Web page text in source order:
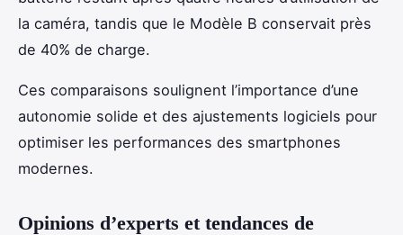
la caméra, tandis que le Modèle B conservait près
de 40% de charge.
Ces comparaisons soulignent l’importance d’une
autonomie solide et des ajustements logiciels pour
optimiser les performances des smartphones
modernes.
Opinions d’experts et tendances de